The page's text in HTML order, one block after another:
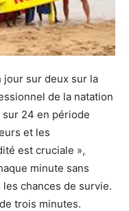
jour sur deux sur la
de la natation
24 en période
et les
est cruciale »,
minute sans
les chances de survie.
trois minutes.